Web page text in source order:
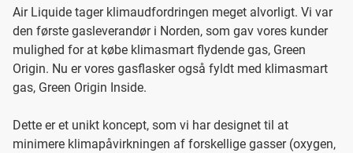
Air Liquide tager klimaudfordringen meget alvorligt. Vi var
den første gasleverandør i Norden, som gav vores kunder
mulighed for at købe klimasmart flydende gas, Green
Origin. Nu er vores gasflasker også fyldt med klimasmart
gas, Green Origin Inside.
Dette er et unikt koncept, som vi har designet til at
minimere klimapåvirkningen af ​​forskellige gasser (oxygen,